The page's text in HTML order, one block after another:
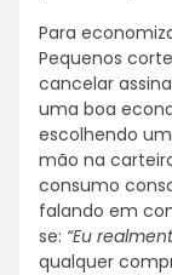
Para
Pequenos
cancelar
uma boa
escolhendo
mão na
consumo
falando em
se: “Eu
qualquer